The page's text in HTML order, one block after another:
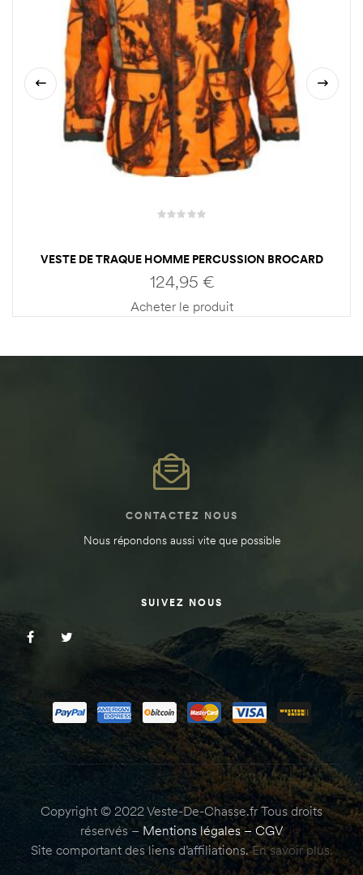
VESTE DE TRAQUE HOMME PERCUSSION BROCARD
124,95 €
Acheter le produit
CONTACTEZ NOUS
Nous répondons aussi vite que possible
SUIVEZ NOUS
Copyright © 2022 Veste-De-Chasse.fr Tous droits
réservés – Mentions légales– CGV
Site comportant des liens d’affiliations.En savoir plus.